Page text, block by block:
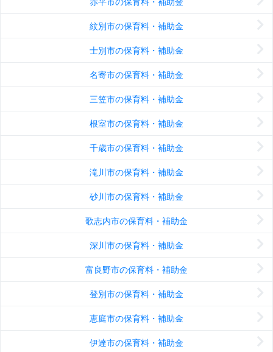
紋別市の保育料・補助金
士別市の保育料・補助金
名寄市の保育料・補助金
三笠市の保育料・補助金
根室市の保育料・補助金
千歳市の保育料・補助金
滝川市の保育料・補助金
砂川市の保育料・補助金
歌志内市の保育料・補助金
深川市の保育料・補助金
富良野市の保育料・補助金
登別市の保育料・補助金
恵庭市の保育料・補助金
伊達市の保育料・補助金